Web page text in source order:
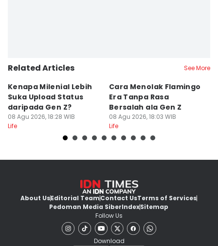
Related Articles See More
Kenapa Milenial Lebih
Suka Upload Status
daripada Gen Z?
08 Agu 2026, 18:28 WIB
Life
Cara Menolak Flamingo
Era Tanpa Rasa
Bersalah ala Gen Z
08 Agu 2026, 18:03 WIB
Life
About UsEditorial TeamContact UsTerms of Services
Pedoman Media SiberIndexSitemap
Follow Us
Download